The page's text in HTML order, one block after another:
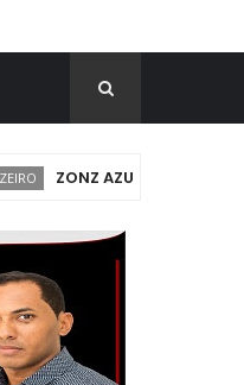
ZONZ AZUL EM JUAZEIRO: